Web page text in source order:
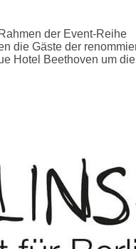
der Event-Reihe
die Gäste der
Hotel Beethoven um die